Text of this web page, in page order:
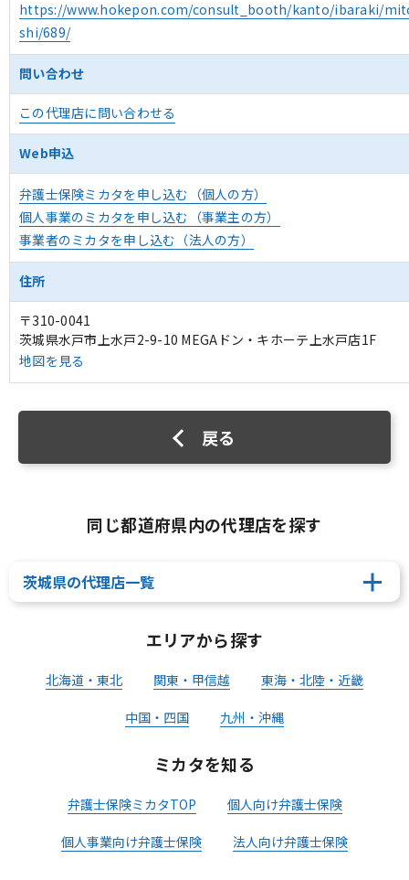
https://www.hokepon.com/consult_booth/kanto/ibaraki/
shi/689/
問い合わせ
この代理店に問い合わせる
Web申込
弁護士保険ミカタを申し込む（個人の方）
個人事業のミカタを申し込む（事業主の方）
事業者のミカタを申し込む（法人の方）
住所
〒310-0041
茨城県水戸市上水戸2-9-10 MEGAドン・キホーテ上水戸店1F
地図を見る
戻る
同じ都道府県内の代理店を探す
茨城県の代理店一覧
エリアから探す
北海道・東北 関東・甲信越 東海・北陸・近畿
中国・四国 九州・沖縄
ミカタを知る
弁護士保険ミカタTOP 個人向け弁護士保険
個人事業向け弁護士保険 法人向け弁護士保険